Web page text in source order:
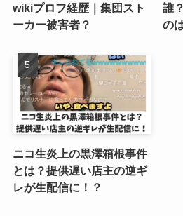
wikiプロフ経歴｜集団スト
ーカー被害者？
誰
の
ニコ生炎上の黒澤箱根事件
とは？提供遅い店主の逆ギ
レが生配信に！？